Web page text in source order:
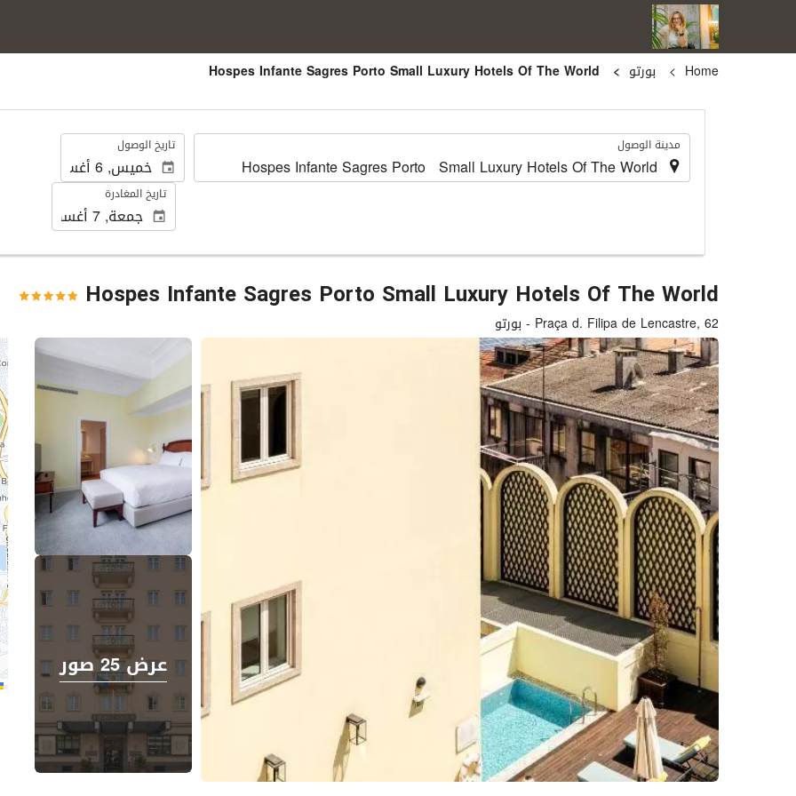
Home
بورتو
. مدينة الوصول . تاريخ الوصول
تاريخ المغادرة
Hospes Infante Sagres Porto Small Luxury Hotels Of The World
Praça d. Filipa de Lencastre, 62 - بورتو
عرض 25 صور